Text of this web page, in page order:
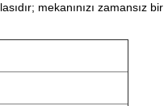
mekanınızı zamansız